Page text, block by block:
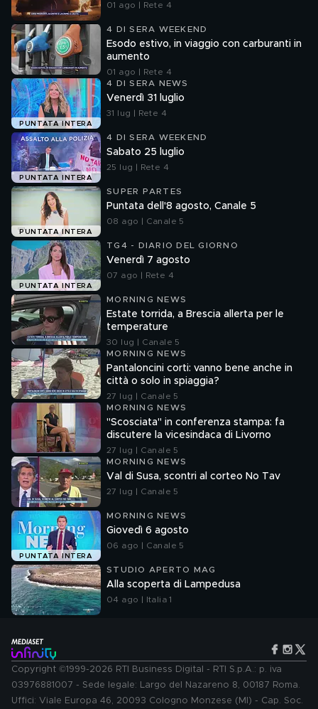
01 ago | Rete 4
4 DI SERA WEEKEND
Esodo estivo, in viaggio con carburanti in
aumento
01 ago | Rete 4
PUNTATA INTERA
4 DI SERA NEWS
Venerdì 31 luglio
31 lug | Rete 4
PUNTATA INTERA
4 DI SERA WEEKEND
Sabato 25 luglio
25 lug | Rete 4
PUNTATA INTERA
SUPER PARTES
Puntata dell'8 agosto, Canale 5
08 ago | Canale 5
PUNTATA INTERA
TG4 - DIARIO DEL GIORNO
Venerdì 7 agosto
07 ago | Rete 4
MORNING NEWS
Estate torrida, a Brescia allerta per le
temperature
30 lug | Canale 5
MORNING NEWS
Pantaloncini corti: vanno bene anche in
città o solo in spiaggia?
27 lug | Canale 5
MORNING NEWS
"Scosciata" in conferenza stampa: fa
discutere la vicesindaca di Livorno
27 lug | Canale 5
MORNING NEWS
Val di Susa, scontri al corteo No Tav
27 lug | Canale 5
PUNTATA INTERA
MORNING NEWS
Giovedì 6 agosto
06 ago | Canale 5
STUDIO APERTO MAG
Alla scoperta di Lampedusa
04 ago | Italia 1
Copyright ©1999-2026 RTI Business Digital - RTI S.p.A.: p. iva
03976881007 - Sede legale: Largo del Nazareno 8, 00187 Roma.
Uffici: Viale Europa 46, 20093 Cologno Monzese (MI) - Cap. Soc.